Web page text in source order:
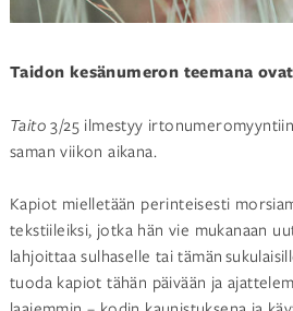
Taidon kesänumeron teemana
Taito3/25 ilmestyy irtonumeromyyntiin
saman viikon aikana.
Kapiot mielletään perinteisesti
tekstiileiksi, jotka hän vie mukanaan
lahjoittaa sulhaselle tai tämän
tuoda kapiot tähän päivään ja